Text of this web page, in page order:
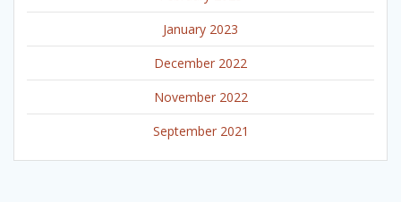
January 2023
December 2022
November 2022
September 2021